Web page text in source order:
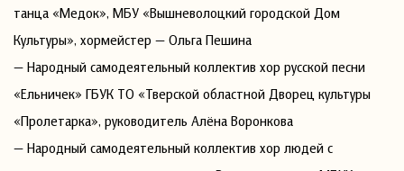
танца «Медок», МБУ «Вышневолоцкий городской Дом
Культуры», хормейстер — Ольга Пешина
— Народный самодеятельный коллектив хор русской песни
«Ельничек» ГБУК ТО «Тверской областной Дворец культуры
«Пролетарка», руководитель Алёна Воронкова
— Народный самодеятельный коллектив хор людей с